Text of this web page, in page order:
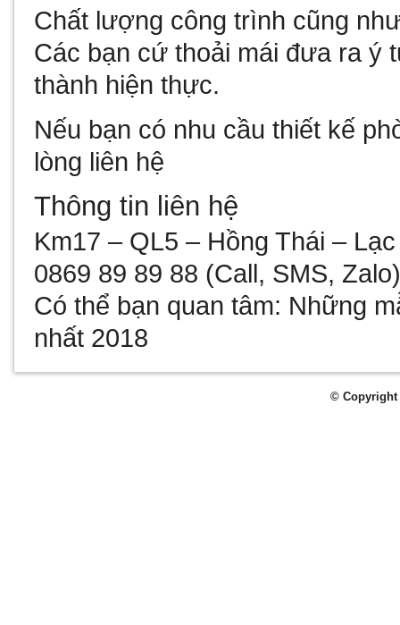
Chất lượng công trình cũng
Các bạn cứ thoải mái đưa ra ý
thành hiện thực.
Nếu bạn có nhu cầuthiết kế
lòng liên hệ
Thông tin liên hệ
Km17 – QL5 – Hồng Thái –
0869 89 89 88 (Call, SMS,
Có thể bạn quan tâm: Những
nhất 2018
© Copyright